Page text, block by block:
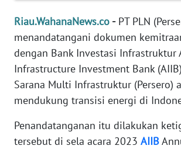
Riau.WahanaNews.co -PT PLN
menandatangani dokumen
dengan Bank Investasi Infrastruktur
Infrastructure Investment Bank
Sarana Multi Infrastruktur (Persero)
mendukung transisi energi di
Penandatanganan itu dilakukan
tersebut di sela acara 2023 AIIB
INFO
IKLAN
TENTANG
KAMI
MEDIA
SIBER